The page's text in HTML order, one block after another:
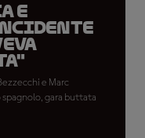
e
e Marc
gara buttata